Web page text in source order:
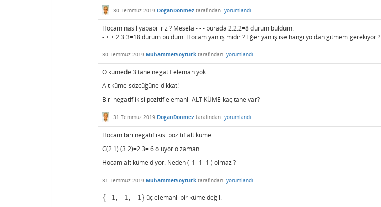
30 Temmuz 2019 DoganDonmez tarafından yorumlandı
Hocam nasıl yapabiliriz ? Mesela - - - burada 2.2.2=8 durum buldum.
- + + 2.3.3=18 durum buldum. Hocam yanlış mıdır ? Eğer yanlış ise hangi yoldan gitmem gerekiyor ?
30 Temmuz 2019 MuhammetSoyturk tarafından yorumlandı
O kümede 3 tane negatif eleman yok.
Alt küme sözcüğüne dikkat!
Biri negatif ikisi pozitif elemanlı ALT KÜME kaç tane var?
31 Temmuz 2019 DoganDonmez tarafından yorumlandı
Hocam biri negatif ikisi pozitif alt küme
C(2 1).(3 2)=2.3= 6 oluyor o zaman.
Hocam alt küme diyor. Neden (-1 -1 -1 ) olmaz ?
31 Temmuz 2019 MuhammetSoyturk tarafından yorumlandı
{−1, −1, −1}
{−1,− 1,−1} üç elemanlı bir küme değil.